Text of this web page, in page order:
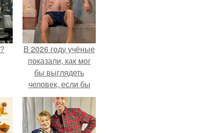
В 2026 году учёные
показали, как мог
бы выглядеть
человек, если бы
его тело
эволюционировало
специально для